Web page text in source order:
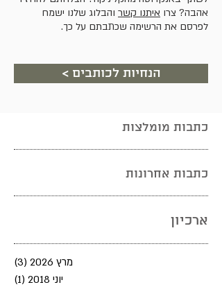
אהבה? צרו איתנו קשר והבלוג שלנו ישמח
לפרסם את הרשימה שכתבתם על כך.
< הנחיות לכותבים
כתבות מומלצות
כתבות אחרונות
ארכיון
מרץ 2026 (3)
יוני 2018
(1)